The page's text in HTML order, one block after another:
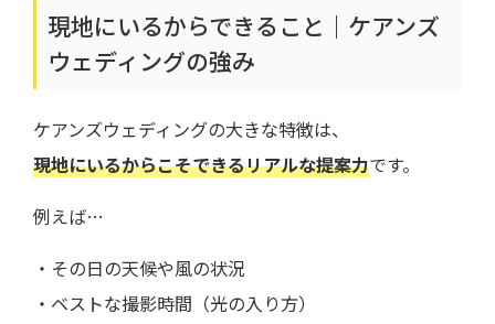
現地にいるからできること｜ケアンズ
ウェディングの強み
ケアンズウェディングの大きな特徴は、
現地にいるからこそできるリアルな提案力です。
例えば…
・その日の天候や風の状況
・ベストな撮影時間（光の入り方）